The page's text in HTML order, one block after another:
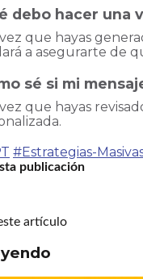
debo hacer una
que hayas
a asegurarte de
sé si mi
que hayas
#Estrategias-
publicación
artículo